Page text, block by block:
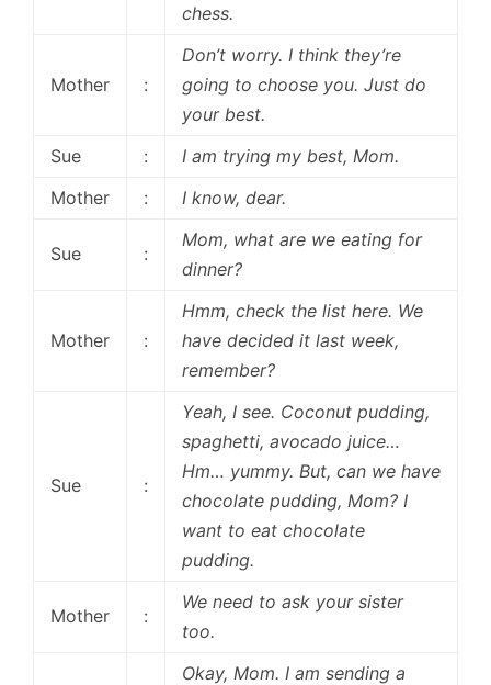
chess.
Mother :
Don’t worry. I think they’re
going to choose you. Just do
your best.
Sue
:
I am trying my best, Mom.
Mother
: I know, dear.
Sue :
Mom, what are we eating for
dinner?
Mother :
Hmm, check the list here. We
have decided it last week,
remember?
Sue :
Yeah, I see. Coconut pudding,
spaghetti, avocado juice…
Hm… yummy. But, can we have
chocolate pudding, Mom? I
want to eat chocolate
pudding.
Mother :
We need to ask your sister
too.
Okay, Mom. I am sending a